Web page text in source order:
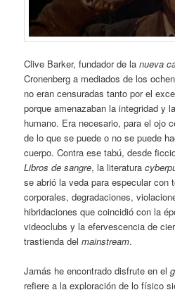
Clive Barker, fundador de lanueva
Cronenberg a mediados de los
no eran censuradas tanto por el
porque amenazaban la integridad y
humano. Era necesario, para el ojo
de lo que se puede o no se puede
cuerpo. Contra ese tabú, desde
Libros de sangre, la literatura
se abrió la veda para especular con
corporales, degradaciones,
hibridaciones que coincidió con la
videoclubs y la efervescencia de
trastienda delmainstream.
Jamás he encontrado disfrute en el
refiere a la exploración de lo físico